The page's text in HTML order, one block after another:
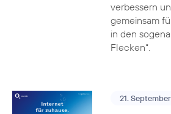
verbessern
gemeinsam
in den
Flecken“.
21.